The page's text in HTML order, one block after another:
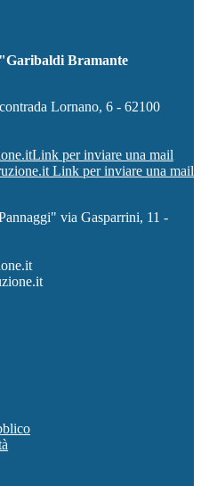
Bramante
Lornano, 6 - 62100
Link per inviare una mail
Link per inviare una mail
via Gasparrini, 11 -